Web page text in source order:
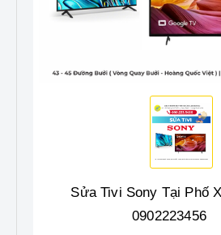
Sửa Tivi Sony Tại Phố
0902223456